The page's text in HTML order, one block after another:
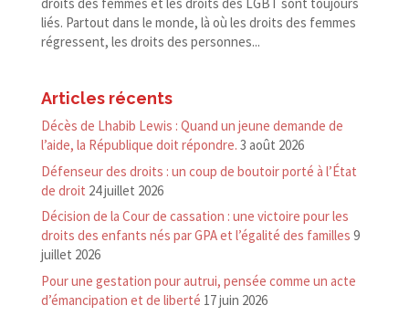
droits des femmes et les droits des LGBT sont toujours
liés. Partout dans le monde, là où les droits des femmes
régressent, les droits des personnes...
Articles récents
Décès de Lhabib Lewis : Quand un jeune demande de
l’aide, la République doit répondre. 3 août 2026
Défenseur des droits : un coup de boutoir porté à l’État
de droit 24 juillet 2026
Décision de la Cour de cassation : une victoire pour les
droits des enfants nés par GPA et l’égalité des familles 9
juillet 2026
Pour une gestation pour autrui, pensée comme un acte
d’émancipation et de liberté 17 juin 2026